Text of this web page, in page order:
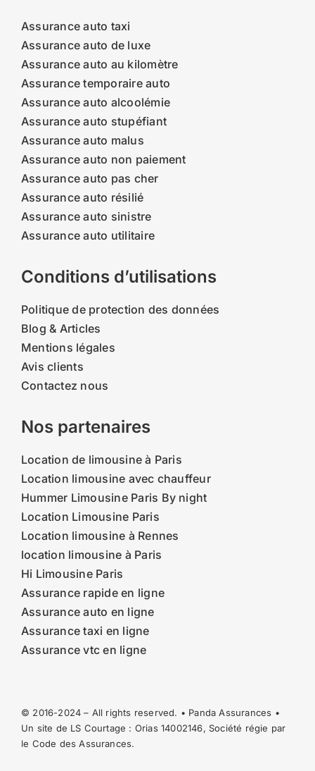
Assurance auto taxi
Assurance auto de luxe
Assurance auto au kilomètre
Assurance temporaire auto
Assurance auto alcoolémie
Assurance auto stupéfiant
Assurance auto malus
Assurance auto non paiement
Assurance auto pas cher
Assurance auto résilié
Assurance auto sinistre
Assurance auto utilitaire
Conditions d’utilisations
Politique de protection des données
Blog & Articles
Mentions légales
Avis clients
Contactez nous
Nos partenaires
Location de limousine à Paris
Location limousine avec chauffeur
Hummer Limousine Paris By night
Location Limousine Paris
Location limousine à Rennes
location limousine à Paris
Hi Limousine Paris
Assurance rapide en ligne
Assurance auto en ligne
Assurance taxi en ligne
Assurance vtc en ligne
© 2016-2024 – All rights reserved. • Panda Assurances •
Un site de LS Courtage : Orias14002146, Société régie par
le Code des Assurances.